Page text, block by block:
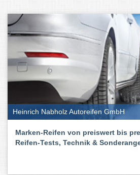
Heinrich Nabholz Autoreifen GmbH
Marken-Reifen von preiswert bis
Reifen-Tests, Technik &